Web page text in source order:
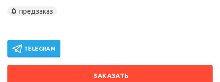
предзаказ
TELEGRAM
ЗАКАЗАТЬ